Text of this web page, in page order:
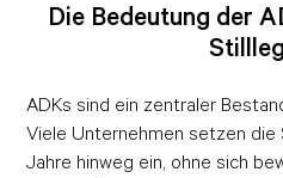
Die Bedeutung der
ADKs sind ein zentraler
Viele Unternehmen setzen die
Jahre hinweg ein, ohne sich